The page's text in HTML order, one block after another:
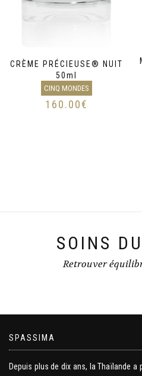
CRÈME PRÉCIEUSE® NUIT
50ml
CINQ MONDES
160.00€
SOINS
Retrouver
SPASSIMA
Depuis plus de dix ans, la Thaïlande